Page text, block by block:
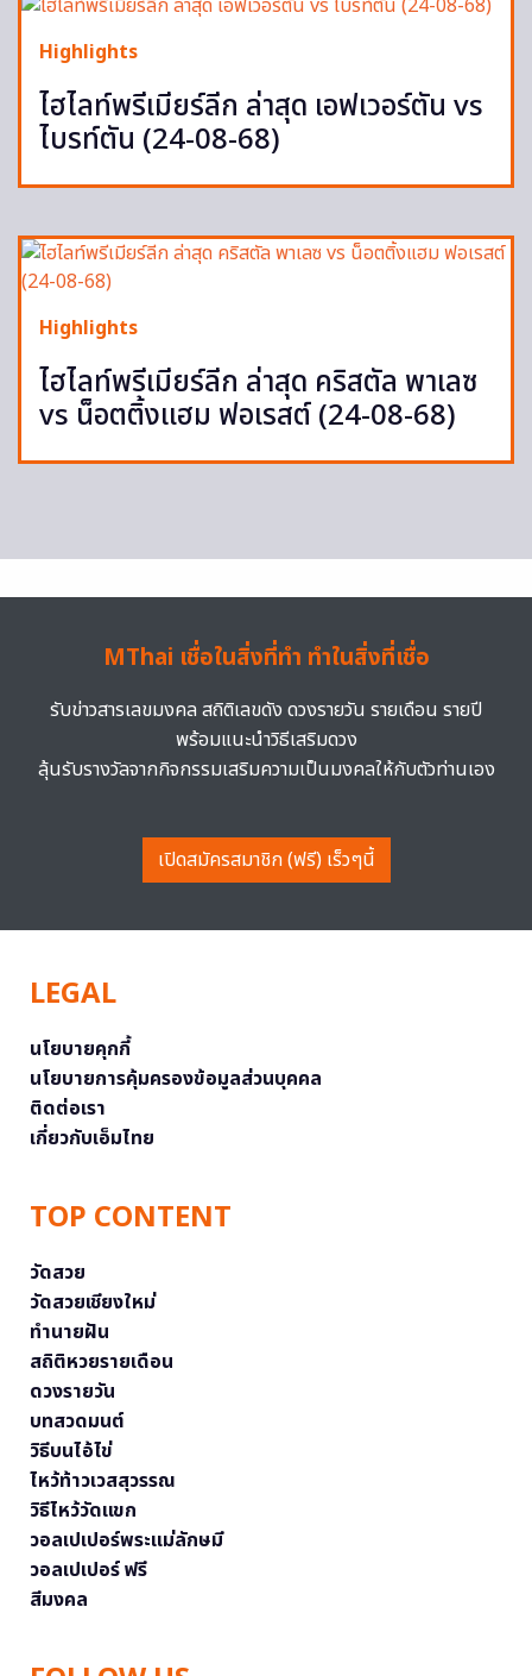
Highlights
ไฮไลท์พรีเมียร์ลีก ล่าสุด เอฟเวอร์ตัน vs
ไบรท์ตัน (24-08-68)
Highlights
ไฮไลท์พรีเมียร์ลีก ล่าสุด คริสตัล พาเลซ
vs น็อตติ้งแฮม ฟอเรสต์ (24-08-68)
MThai เชื่อในสิ่งที่ทำ ทำในสิ่งที่เชื่อ
รับข่าวสารเลขมงคล สถิติเลขดัง ดวงรายวัน รายเดือน รายปี
พร้อมแนะนำวิธีเสริมดวง
ลุ้นรับรางวัลจากกิจกรรมเสริมความเป็นมงคลให้กับตัวท่านเอง
เปิดสมัครสมาชิก (ฟรี) เร็วๆนี้
LEGAL
นโยบายคุกกี้
นโยบายการคุ้มครองข้อมูลส่วนบุคคล
ติดต่อเรา
เกี่ยวกับเอ็มไทย
TOP CONTENT
วัดสวย
วัดสวยเชียงใหม่
ทำนายฝัน
สถิติหวยรายเดือน
ดวงรายวัน
บทสวดมนต์
วิธีบนไอ้ไข่
ไหว้ท้าวเวสสุวรรณ
วิธีไหว้วัดแขก
วอลเปเปอร์พระแม่ลักษมี
วอลเปเปอร์ ฟรี
สีมงคล